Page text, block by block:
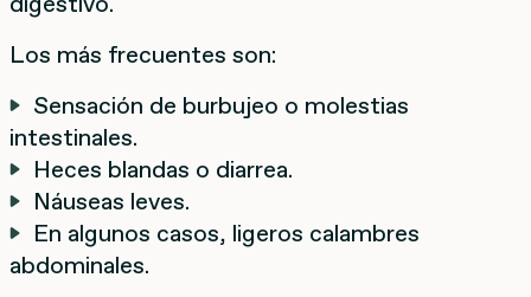
Los más frecuentes son:
Sensación de burbujeo o molestias
intestinales.
Heces blandas o diarrea.
Náuseas leves.
En algunos casos, ligeros calambres
abdominales.